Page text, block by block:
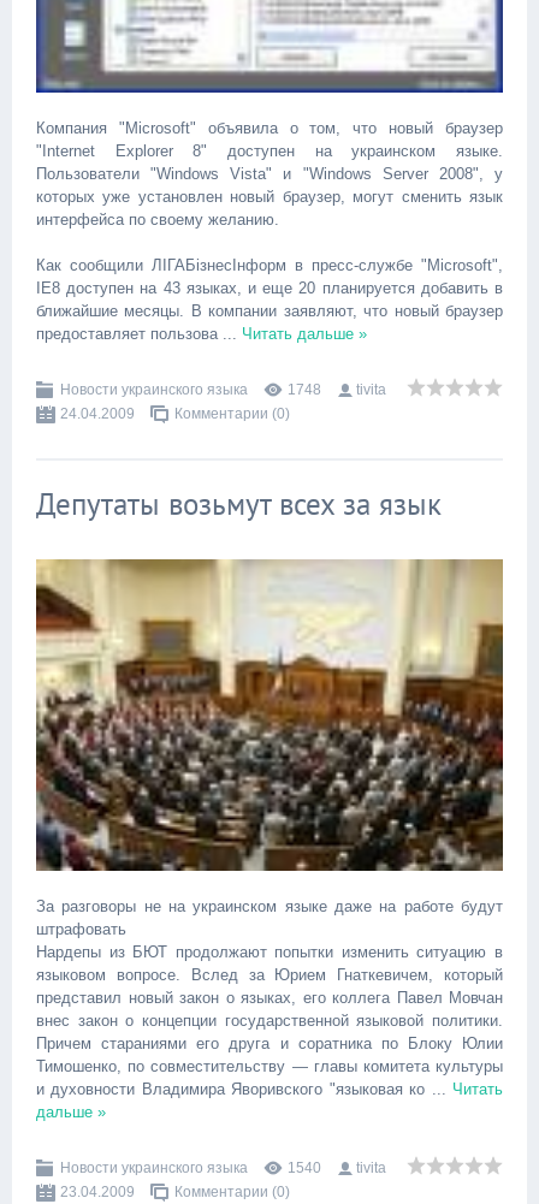
Компания "Microsoft" объявила о том, что новый браузер
"Internet Explorer 8" доступен на украинском языке.
Пользователи "Windows Vista" и "Windows Server 2008", у
которых уже установлен новый браузер, могут сменить язык
интерфейса по своему желанию.
Как сообщили ЛІГАБізнесІнформ в пресс-службе "Microsoft",
IE8 доступен на 43 языках, и еще 20 планируется добавить в
ближайшие месяцы. В компании заявляют, что новый браузер
предоставляет пользова
Читать дальше »
Новости украинского языка 1748
tivita
24.04.2009
Комментарии (0)
Депутаты возьмут всех за язык
За разговоры не на украинском языке даже на работе будут
штрафовать
Нардепы из БЮТ продолжают попытки изменить ситуацию в
языковом вопросе. Вслед за Юрием Гнаткевичем, который
представил новый закон о языках, его коллега Павел Мовчан
внес закон о концепции государственной языковой политики.
Причем стараниями его друга и соратника по Блоку Юлии
Тимошенко, по совместительству — главы комитета культуры
и духовности Владимира Яворивского "языковая ко
Читать
дальше »
Новости украинского языка 1540
tivita
23.04.2009
Комментарии (0)